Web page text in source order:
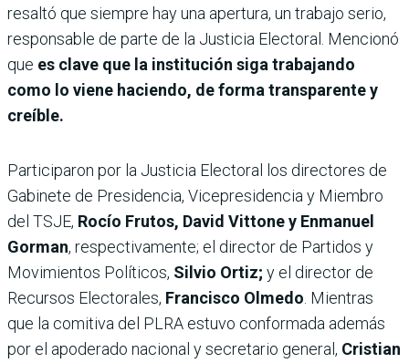
resaltó que siempre hay una apertura, un trabajo serio,
responsable de parte de la Justicia Electoral. Mencionó
que es clave que la institución siga trabajando
como lo viene haciendo, de forma transparente y
creíble.
Participaron por la Justicia Electoral los directores de
Gabinete de Presidencia, Vicepresidencia y Miembro
del TSJE, Rocío Frutos, David Vittone y Enmanuel
Gorman, respectivamente; el director de Partidos y
Movimientos Políticos, Silvio Ortiz; y el director de
Recursos Electorales, Francisco Olmedo . Mientras
que la comitiva del PLRA estuvo conformada además
por el apoderado nacional y secretario general, Cristian